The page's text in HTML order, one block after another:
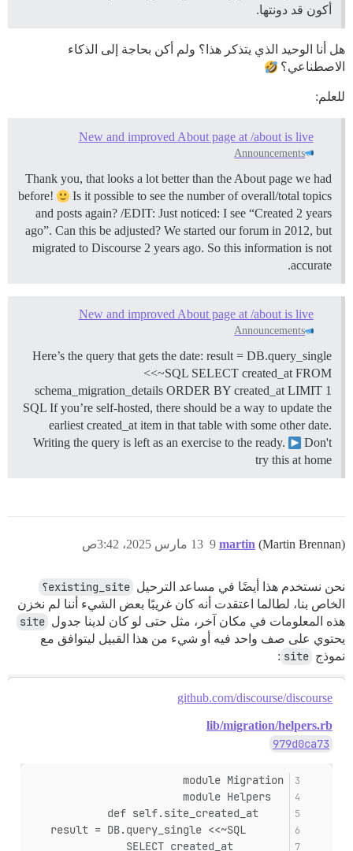
أكون قد دونتها.
هل أنا الوحيد الذي يتذكر هذا؟ ولم أكن بحاجة إلى الذكاء
الاصطناعي؟
للعلم:
New and improved About page at /about is live
Announcements
Thank you, that looks a lot better than the About page we had
before!
Is it possible to see the number of overall/total topics
and posts again? /EDIT: Just noticed: I see “Created 2 years
ago”. Can this be adjusted? We started our forum in 2012, but
migrated to Discourse 2 years ago. So this information is not
accurate.
New and improved About page at /about is live
Announcements
Here’s the query that gets the date: result = DB.query_single
<<~SQL SELECT created_at FROM
schema_migration_details ORDER BY created_at LIMIT 1
SQL If you’re self-hosted, there should be a way to update the
earliest created_at item in that table with some other date.
Writing the query is left as an exercise to the ready.
Don't
try this at home
martin (Martin Brennan) 13 مارس 2025، 3:42ص 9
نحن نستخدم هذا أيضًا في مساعد الترحيل existing_site؟
الخاص بنا، لطالما اعتقدت أنه كان غريبًا بعض الشيء أننا لم نخزن
هذه المعلومات في مكان آخر، مثل حتى لو كان لدينا جدول site
يحتوي على صف واحد فيه أو شيء من هذا القبيل ليتوافق مع
نموذج site
:
github.com/discourse/discourse
lib/migration/helpers.rb
979d0ca73
module Migration